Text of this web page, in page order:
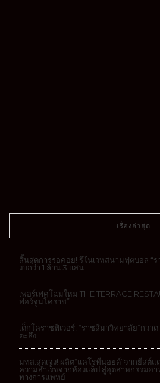
เรื่องล่าสุด
สิ้นสุดการรอคอย! รีโนเวทสนามฟุตบอล “
งบกว่า 1 ล้าน 3 แสน
เพอร์เฟคโฉมใหม่ THE TERRACE
ฟอร์จูนโคราช”
เด็กโคราชฟีเวอร์! “ราชสีมาวิทยาลัย”กวา
ตะลึง!
มทส.สุดเจ๋ง! ผลิต“แคโรทีนอยด์”จากยีสต์
ความสำเร็จจากห้องแล็ป สู่อุตสาหกรรมอ
ทางการแพทย์